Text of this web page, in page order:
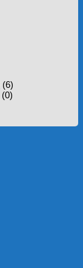
(6)
(0)